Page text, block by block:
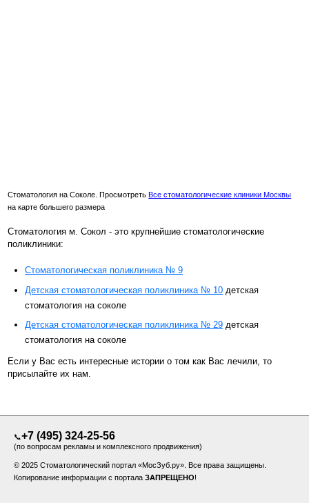
Стоматология на Соколе. ПросмотретьВсе стоматологические клиники Москвы
на карте большего размера
Стоматология м. Сокол - это крупнейшие стоматологические
поликлиники:
Стоматологическая поликлиника № 9
Детская стоматологическая поликлиника № 10 детская
стоматология на соколе
Детская стоматологическая поликлиника № 29 детская
стоматология на соколе
Если у Вас есть интересные истории о том как Вас лечили, то
присылайте их нам.
📞+7 (495) 324-25-56
(по вопросам рекламы и комплексного продвижения)
© 2025 Стоматологический портал «МосЗуб.ру». Все права защищены.
Копирование информации с портала ЗАПРЕЩЕНО!